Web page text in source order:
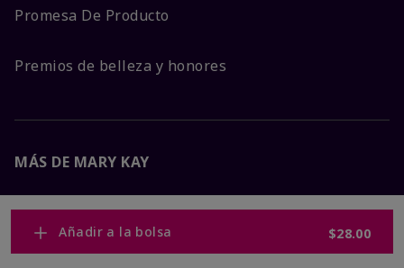
Añadir a la bolsa $28.00
Promesa De Producto
Premios de belleza y honores
MÁS DE MARY KAY
Carreras Corporativas